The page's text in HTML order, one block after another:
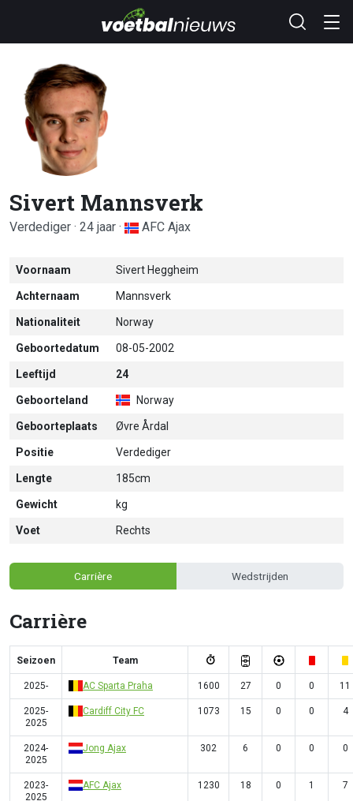
Sivert Mannsverk
Verdediger · 24 jaar · AFC Ajax
Voornaam Sivert Heggheim
Achternaam Mannsverk
Nationaliteit Norway
Geboortedatum 08-05-2002
Leeftijd 24
Geboorteland Norway
Geboorteplaats Øvre Årdal
Positie Verdediger
Lengte 185cm
Gewicht kg
Voet Rechts
Carrière Wedstrijden
Carrière
Seizoen Team
2025- AC Sparta Praha 1600 27 0 0 11
2025-
2025
Cardiff City FC 1073 15 0 0 4
2024-
2025
Jong Ajax 302 6 0 0 0
2023-
2025
AFC Ajax 1230 18 0 1 7